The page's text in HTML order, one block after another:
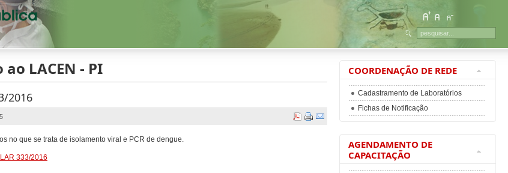
LACEN - PI
2016
no que se trata de isolamento viral e PCR de dengue.
333/2016
COORDENAÇÃO DE REDE
Cadastramento de Laboratórios
Fichas de Notificação
AGENDAMENTO DE
CAPACITAÇÃO